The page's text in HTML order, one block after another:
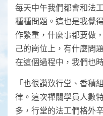
每天中午我們都會和法
種種問題。這也是我覺
作繁重，什麼事都要做
己的崗位上，有什麼問
在這個過程中，我們也
「也很讚歎行堂、香積
律。這次禪關學員人數
多，行堂的法工們格外